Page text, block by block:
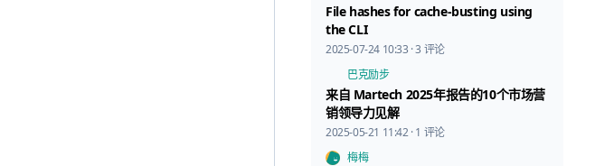
File hashes for cache-busting using
the CLI
2025-07-24 10:33 · 3 评论
巴克励步
来自 Martech 2025年报告的10个市场营
销领导力见解
2025-05-21 11:42 · 1 评论
梅梅